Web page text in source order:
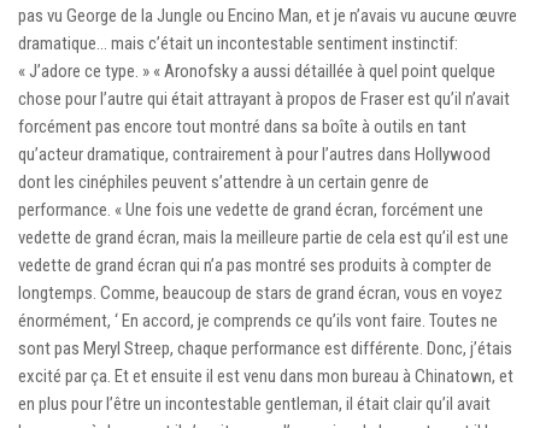
pas vu George de la Jungle ou Encino Man, et je n’avais vu aucune œuvre
dramatique… mais c’était un incontestable sentiment instinctif:
« J’adore ce type. » « Aronofsky a aussi détaillée à quel point quelque
chose pour l’autre qui était attrayant à propos de Fraser est qu’il n’avait
forcément pas encore tout montré dans sa boîte à outils en tant
qu’acteur dramatique, contrairement à pour l’autres dans Hollywood
dont les cinéphiles peuvent s’attendre à un certain genre de
performance. « Une fois une vedette de grand écran, forcément une
vedette de grand écran, mais la meilleure partie de cela est qu’il est une
vedette de grand écran qui n’a pas montré ses produits à compter de
longtemps. Comme, beaucoup de stars de grand écran, vous en voyez
énormément, ‘ En accord, je comprends ce qu’ils vont faire. Toutes ne
sont pas Meryl Streep, chaque performance est différente. Donc, j’étais
excité par ça. Et et ensuite il est venu dans mon bureau à Chinatown, et
en plus pour l’être un incontestable gentleman, il était clair qu’il avait